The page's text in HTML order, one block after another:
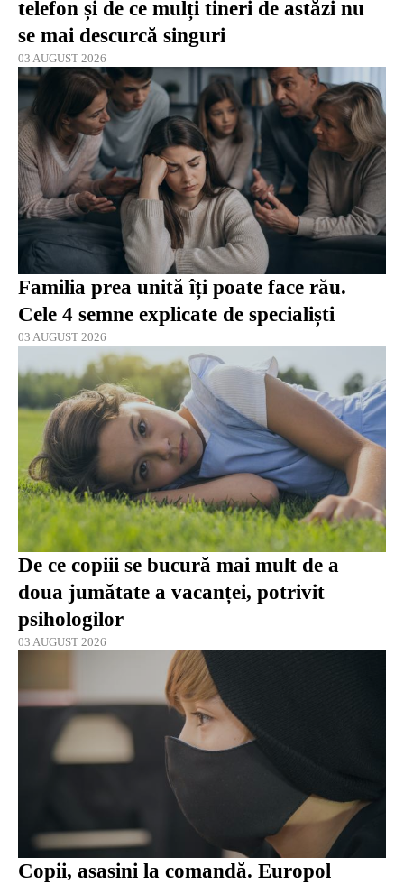
telefon și de ce mulți tineri de astăzi nu
se mai descurcă singuri
03 AUGUST 2026
Familia prea unită îți poate face rău.
Cele 4 semne explicate de specialiști
03 AUGUST 2026
De ce copiii se bucură mai mult de a
doua jumătate a vacanței, potrivit
psihologilor
03 AUGUST 2026
Copii, asasini la comandă. Europol